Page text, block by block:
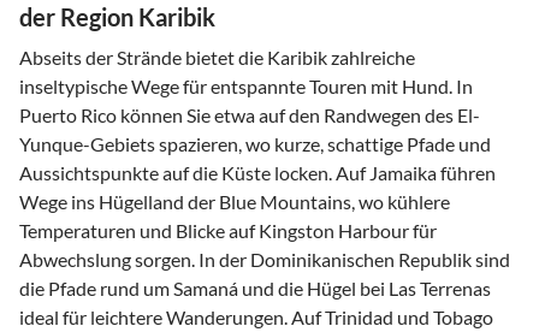
der Region Karibik
Abseits der Strände bietet die Karibik zahlreiche
inseltypische Wege für entspannte Touren mit Hund. In
Puerto Rico können Sie etwa auf den Randwegen des El-
Yunque-Gebiets spazieren, wo kurze, schattige Pfade und
Aussichtspunkte auf die Küste locken. Auf Jamaika führen
Wege ins Hügelland der Blue Mountains, wo kühlere
Temperaturen und Blicke auf Kingston Harbour für
Abwechslung sorgen. In der Dominikanischen Republik sind
die Pfade rund um Samaná und die Hügel bei Las Terrenas
ideal für leichtere Wanderungen. Auf Trinidad und Tobago